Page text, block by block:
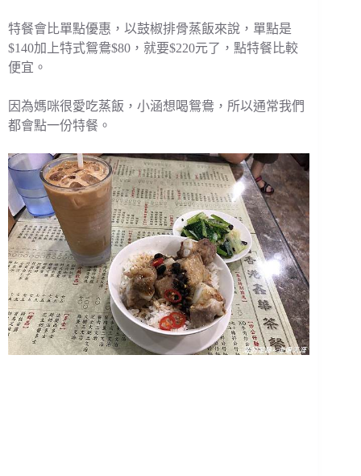
特餐會比單點優惠，以鼓椒排骨蒸飯來說，單點是
$140加上特式鴛鴦$80，就要$220元了，點特餐比較
便宜。
因為媽咪很愛吃蒸飯，小涵想喝鴛鴦，所以通常我們
都會點一份特餐。